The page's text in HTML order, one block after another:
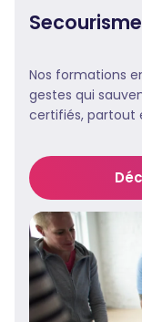
Secourisme
Nos formations
gestes qui
certifiés, partout